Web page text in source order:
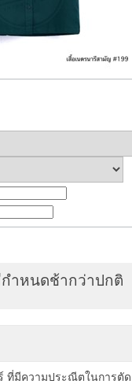
ำหนดช้ากว่าปกติ
ที่มีความประณีตในการตั